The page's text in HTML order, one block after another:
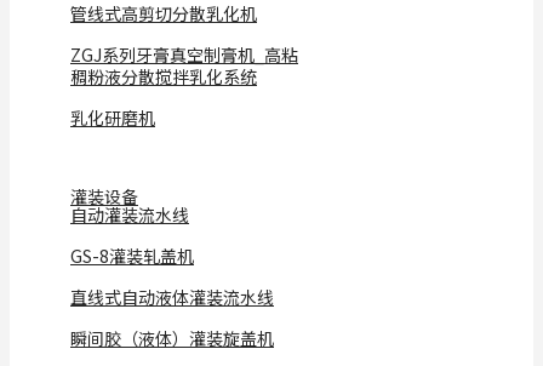
管线式高剪切分散乳化机
ZGJ系列牙膏真空制膏机_高粘
稠粉液分散搅拌乳化系统
乳化研磨机
灌装设备
自动灌装流水线
GS-8灌装轧盖机
直线式自动液体灌装流水线
瞬间胶（液体）灌装旋盖机